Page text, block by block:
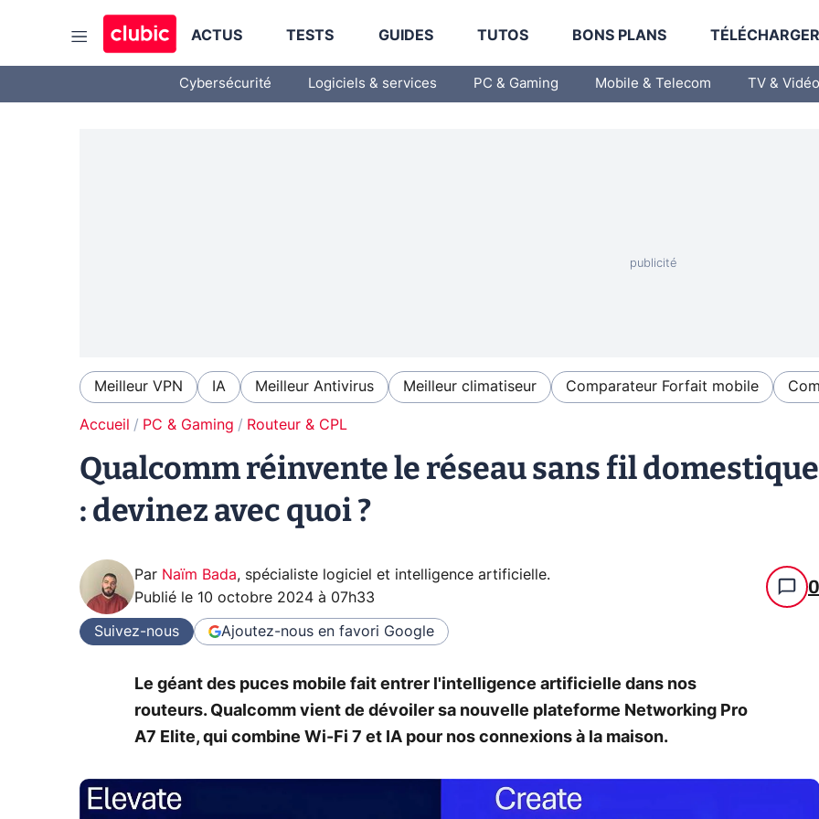
ACTUS TESTS GUIDES TUTOS BONS PLANS
Cybersécurité Logiciels & services PC & Gaming Mobile & Telecom TV & Vidéo
Meilleur VPN IA Meilleur Antivirus Meilleur climatiseur Comparateur Forfait mobile
Accueil PC & Gaming Routeur & CPL
Qualcomm réinvente le réseau sans fil domestique
: devinez avec quoi ?
Par Naïm Bada, spécialiste logiciel et intelligence artificielle.
Publié le 10 octobre 2024 à 07h33 0
Suivez-nous Ajoutez-nous en favori Google
Le géant des puces mobile fait entrer l'intelligence artificielle dans nos
routeurs. Qualcomm vient de dévoiler sa nouvelle plateforme Networking Pro
A7 Elite, qui combine Wi-Fi 7 et IA pour nos connexions à la maison.